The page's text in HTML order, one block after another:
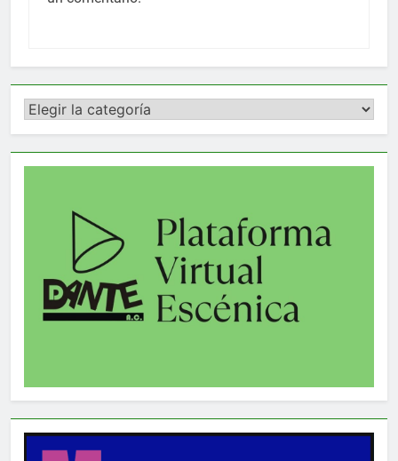
Categorías